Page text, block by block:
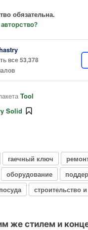
обязательна.
все 53,378
Tool
Solid
гаечный ключ
оборудование
строительство
же стилем и